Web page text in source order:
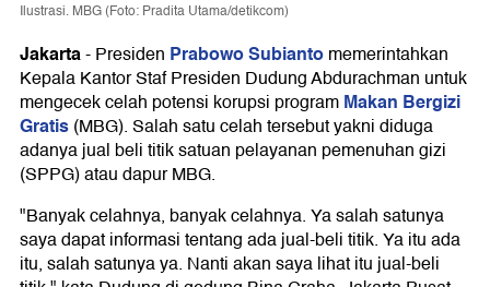
Ilustrasi. MBG (Foto: Pradita Utama/detikcom)
Jakarta-⁠Presiden Prabowo Subiantomemerintahkan
Kepala Kantor Staf Presiden Dudung Abdurachman untuk
mengecek celah potensi korupsi programMakan Bergizi
Gratis(MBG). Salah satu celah tersebut yakni diduga
adanya jual beli titik satuan pelayanan pemenuhan gizi
(SPPG) atau dapur MBG.
"Banyak celahnya, banyak celahnya. Ya salah satunya
saya dapat informasi tentang ada jual-beli titik. Ya itu ada
itu, salah satunya ya. Nanti akan saya lihat itu jual-beli